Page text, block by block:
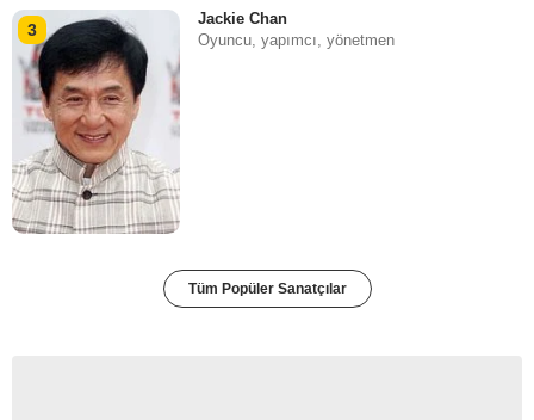
3
Jackie Chan
Oyuncu, yapımcı, yönetmen
Tüm Popüler Sanatçılar